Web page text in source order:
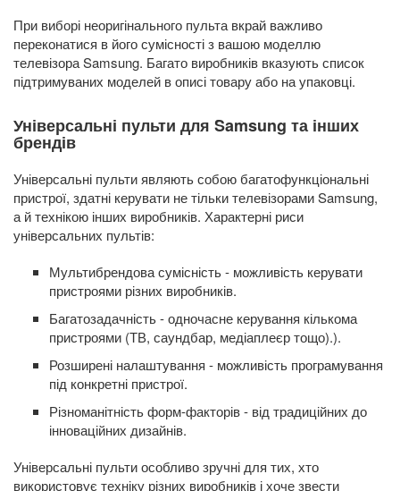
При виборі неоригінального пульта вкрай важливо
переконатися в його сумісності з вашою моделлю
телевізора Samsung. Багато виробників вказують список
підтримуваних моделей в описі товару або на упаковці.
Універсальні пульти для Samsung та інших
брендів
Універсальні пульти являють собою багатофункціональні
пристрої, здатні керувати не тільки телевізорами Samsung,
а й технікою інших виробників. Характерні риси
універсальних пультів:
Мультибрендова сумісність - можливість керувати
пристроями різних виробників.
Багатозадачність - одночасне керування кількома
пристроями (ТВ, саундбар, медіаплеєр тощо).).
Розширені налаштування - можливість програмування
під конкретні пристрої.
Різноманітність форм-факторів - від традиційних до
інноваційних дизайнів.
Універсальні пульти особливо зручні для тих, хто
використовує техніку різних виробників і хоче звести